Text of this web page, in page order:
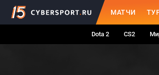
МАТЧИ
Dota 2 CS2